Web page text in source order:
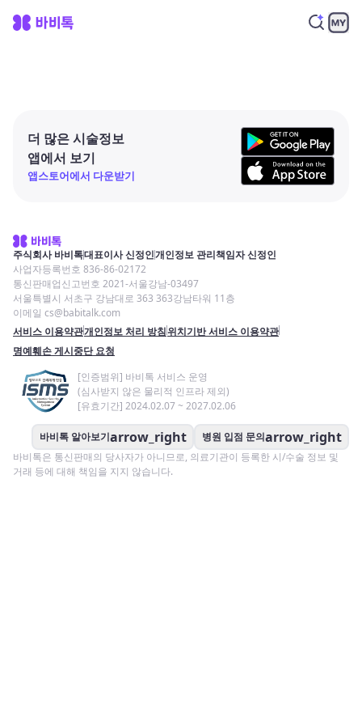
더 많은 시술정보
앱에서 보기
앱스토어에서 다운받기
주식회사 바비톡대표이사 신정인개인정보 관리책임자 신정인
사업자등록번호 836-86-02172
통신판매업신고번호 2021-서울강남-03497
서울특별시 서초구 강남대로 363 363강남타워 11층
이메일 cs@babitalk.com
서비스 이용약관개인정보 처리 방침위치기반 서비스 이용약관
명예훼손 게시중단 요청
[인증범위] 바비톡 서비스 운영
(심사받지 않은 물리적 인프라 제외)
[유효기간] 2024.02.07 ~ 2027.02.06
바비톡 알아보기arrow_right 병원 입점 문의arrow_right
바비톡은 통신판매의 당사자가 아니므로, 의료기관이 등록한 시/수술 정보 및
거래 등에 대해 책임을 지지 않습니다.